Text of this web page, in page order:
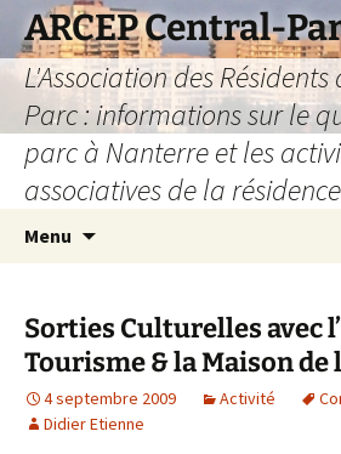
Aller
contenu
ARCEP Central-
L'Association des
Parc : informations sur le
parc à Nanterre et les
associatives de la résidence
Menu
Sorties Culturelles avec
Tourisme & la Maison de
4 septembre 2009 Activité
Didier Etienne